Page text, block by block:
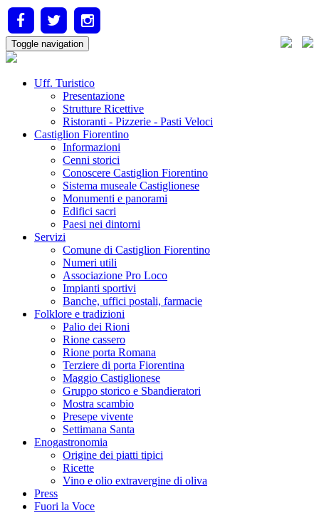
Toggle navigation
Uff. Turistico
Presentazione
Strutture Ricettive
Ristoranti - Pizzerie - Pasti Veloci
Castiglion Fiorentino
Informazioni
Cenni storici
Conoscere Castiglion Fiorentino
Sistema museale Castiglionese
Monumenti e panorami
Edifici sacri
Paesi nei dintorni
Servizi
Comune di Castiglion Fiorentino
Numeri utili
Associazione Pro Loco
Impianti sportivi
Banche, uffici postali, farmacie
Folklore e tradizioni
Palio dei Rioni
Rione cassero
Rione porta Romana
Terziere di porta Fiorentina
Maggio Castiglionese
Gruppo storico e Sbandieratori
Mostra scambio
Presepe vivente
Settimana Santa
Enogastronomia
Origine dei piatti tipici
Ricette
Vino e olio extravergine di oliva
Press
Fuori la Voce